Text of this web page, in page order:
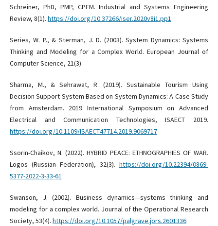
Schreiner, PhD, PMP, CPEM. Industrial and Systems Engineering
Review, 8(1). https://doi.org/10.37266/iser.2020v8i1.pp1
Series, W. P., & Sterman, J. D. (2003). System Dynamics: Systems
Thinking and Modeling for a Complex World. European Journal of
Computer Science, 21(3).
Sharma, M., & Sehrawat, R. (2019). Sustainable Tourism Using
Decision Support System Based on System Dynamics: A Case Study
from Amsterdam. 2019 International Symposium on Advanced
Electrical and Communication Technologies, ISAECT 2019.
https://doi.org/10.1109/ISAECT47714.2019.9069717
Ssorin-Chaikov, N. (2022). HYBRID PEACE: ETHNOGRAPHIES OF WAR.
Logos (Russian Federation), 32(3).https://doi.org/10.22394/0869-
5377-2022-3-33-61
Swanson, J. (2002). Business dynamics—systems thinking and
modeling for a complex world. Journal of the Operational Research
Society, 53(4). https://doi.org/10.1057/palgrave.jors.2601336